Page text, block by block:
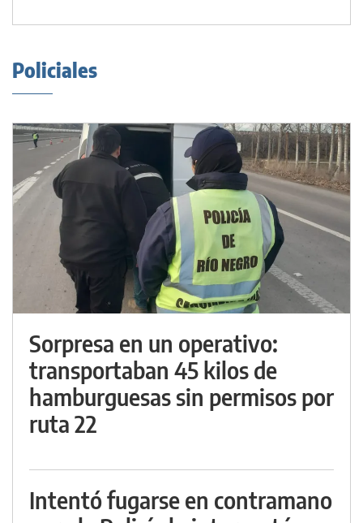
Policiales
Sorpresa en un operativo:
transportaban 45 kilos de
hamburguesas sin permisos por
ruta 22
Intentó fugarse en contramano